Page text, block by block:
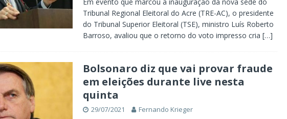
Tribunal Regional Eleitoral do Acre (TRE-AC), o presidente
do Tribunal Superior Eleitoral (TSE), ministro Luís Roberto
Barroso, avaliou que o retorno do voto impresso cria […]
Bolsonaro diz que vai provar fraude
em eleições durante live nesta
quinta
29/07/2021 Fernando Krieger